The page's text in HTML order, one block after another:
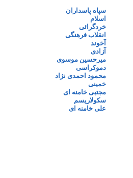
سپاه پاسداران
اسلام
خردگرائی
انقلاب فرهنگی
آخوند
آزادی
میرحسین موسوی
دموکراسی
محمود احمدی نژاد
خمینی
مجتبی خامنه ای
سکولاریسم
علی خامنه ای